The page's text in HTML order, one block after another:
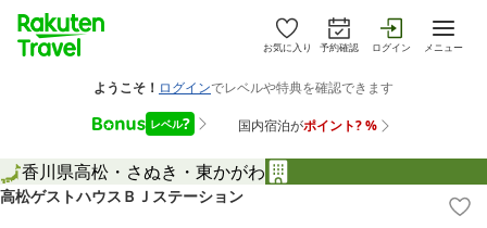
お気に入り 予約確認 ログイン メニュー
香川県高松・さぬき・東かがわ
高松ゲストハウスＢＪステーション